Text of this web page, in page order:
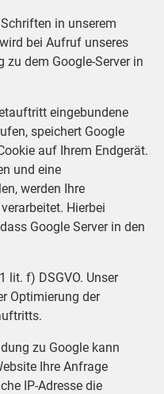
in unserem
bei Aufruf unseres
dem Google-Server in
eingebundene
speichert Google
auf Ihrem Endgerät.
und eine
werden Ihre
Hierbei
Google Server in den
lit. f) DSGVO. Unser
Optimierung der
zu Google kann
Ihre Anfrage
IP-Adresse die